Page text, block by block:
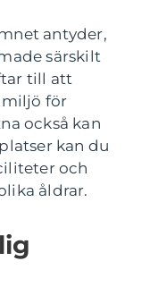
antyder,
särskilt
till att
för
också kan
kan du
och
åldrar.